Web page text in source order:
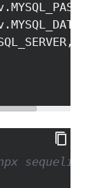
.
.
,